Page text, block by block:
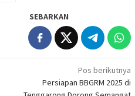
SEBARKAN
Pos berikutnya
Persiapan BBGRM 2025 di